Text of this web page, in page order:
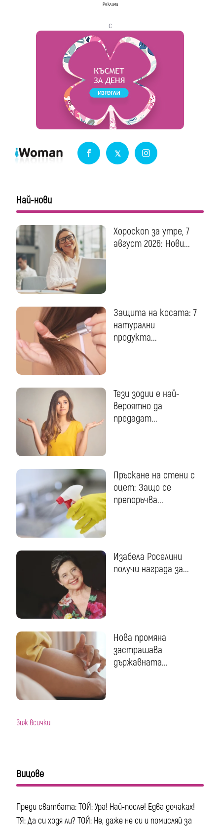
Реклама
с
Най-нови
Хороскоп за утре, 7
август 2026: Нови...
Защита на косата: 7
натурални
продукта...
Тези зодии е най-
вероятно да
предадат...
Пръскане на стени с
оцет: Защо се
препоръчва...
Изабела Роселини
получи награда за...
Нова промяна
застрашава
държавната...
виж всички
Вицове
Преди сватбата: ТОЙ: Ура! Най-после! Едва дочаках!
ТЯ: Да си ходя ли? ТОЙ: Не, даже не си и помисляй за